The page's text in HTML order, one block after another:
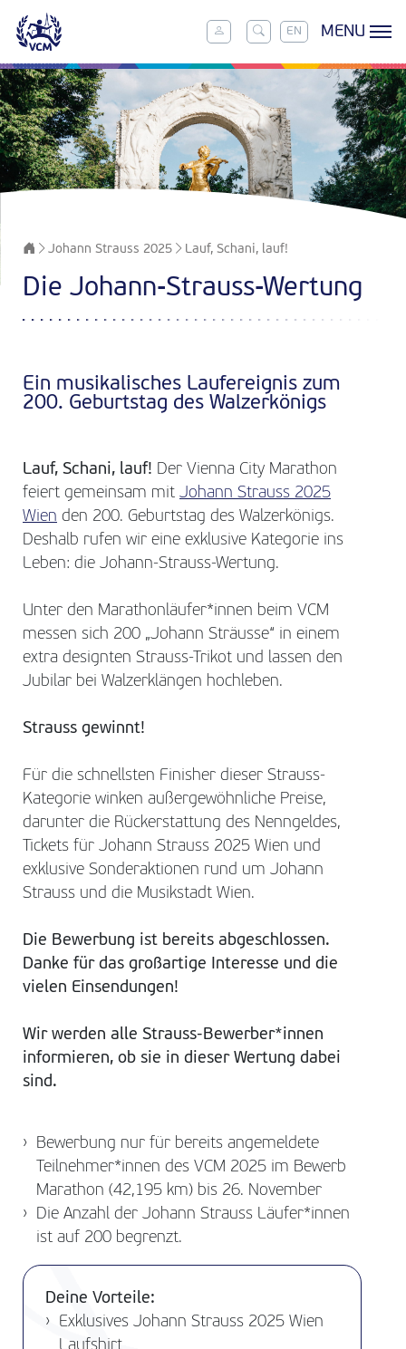
EN MENU
Johann Strauss 2025 Lauf, Schani, lauf!
Die Johann-Strauss-Wertung
Ein musikalisches Laufereignis zum
200. Geburtstag des Walzerkönigs
Lauf, Schani, lauf! Der Vienna City Marathon
feiert gemeinsam mit Johann Strauss 2025
Wien den 200. Geburtstag des Walzerkönigs.
Deshalb rufen wir eine exklusive Kategorie ins
Leben: die Johann-Strauss-Wertung.
Unter den Marathonläufer*innen beim VCM
messen sich 200 „Johann Sträusse“ in einem
extra designten Strauss-Trikot und lassen den
Jubilar bei Walzerklängen hochleben.
Strauss gewinnt!
Für die schnellsten Finisher dieser Strauss-
Kategorie winken außergewöhnliche Preise,
darunter die Rückerstattung des Nenngeldes,
Tickets für Johann Strauss 2025 Wien und
exklusive Sonderaktionen rund um Johann
Strauss und die Musikstadt Wien.
Die Bewerbung ist bereits abgeschlossen.
Danke für das großartige Interesse und die
vielen Einsendungen!
Wir werden alle Strauss-Bewerber*innen
informieren, ob sie in dieser Wertung dabei
sind.
Bewerbung nur für bereits angemeldete
Teilnehmer*innen des VCM 2025 im Bewerb
Marathon (42,195 km) bis 26. November
Die Anzahl der Johann Strauss Läufer*innen
ist auf 200 begrenzt.
Deine Vorteile:
Exklusives Johann Strauss 2025 Wien
Laufshirt